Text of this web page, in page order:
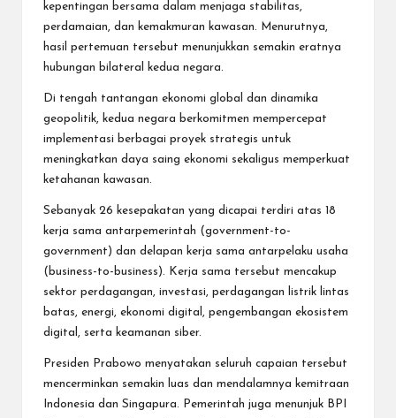
kepentingan bersama dalam menjaga stabilitas,
perdamaian, dan kemakmuran kawasan. Menurutnya,
hasil pertemuan tersebut menunjukkan semakin eratnya
hubungan bilateral kedua negara.
Di tengah tantangan ekonomi global dan dinamika
geopolitik, kedua negara berkomitmen mempercepat
implementasi berbagai proyek strategis untuk
meningkatkan daya saing ekonomi sekaligus memperkuat
ketahanan kawasan.
Sebanyak 26 kesepakatan yang dicapai terdiri atas 18
kerja sama antarpemerintah (government-to-
government) dan delapan kerja sama antarpelaku usaha
(business-to-business). Kerja sama tersebut mencakup
sektor perdagangan, investasi, perdagangan listrik lintas
batas, energi, ekonomi digital, pengembangan ekosistem
digital, serta keamanan siber.
Presiden Prabowo menyatakan seluruh capaian tersebut
mencerminkan semakin luas dan mendalamnya kemitraan
Indonesia dan Singapura. Pemerintah juga menunjuk BPI